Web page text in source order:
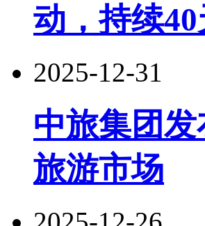
动，持续40
2025-12-31
中旅集团
旅游市场